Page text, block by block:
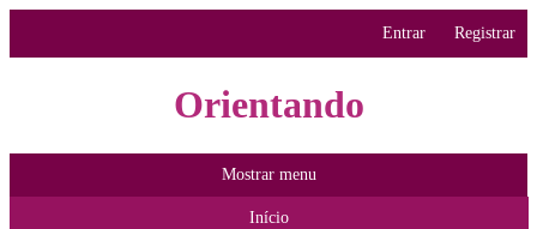
Entrar Registrar
Orientando
Mostrar menu
Início